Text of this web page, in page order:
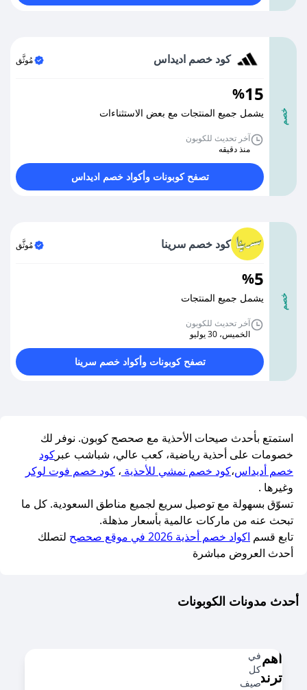
خصم
كود خصم اديداس مُوثَّق
15
%
يشمل جميع المنتجات مع بعض الاستثناءات
آخر تحديث للكوبون
منذ دقيقه
تصفح كوبونات وأكواد خصم اديداس
خصم
كود خصم سرينا مُوثَّق
5
%
يشمل جميع المنتجات
آخر تحديث للكوبون
الخميس، 30 يوليو
تصفح كوبونات وأكواد خصم سرينا
استمتع بأحدث صيحات الأحذية مع صحصح كوبون. نوفر لك
خصومات على أحذية رياضية، كعب عالي، شباشب عبر كود
خصم أديداس،كود خصم نمشي للأحذية ، كود خصم فوت لوكر
وغيرها .
تسوّق بسهولة مع توصيل سريع لجميع مناطق السعودية. كل ما
تبحث عنه من ماركات عالمية بأسعار مذهلة.
تابع قسم اكواد خصم أحذية 2026 في موقع صحصح
لتصلك
أحدث العروض مباشرة
أحدث مدونات الكوبونات
أهم
ترندات
في
كل
صيف،